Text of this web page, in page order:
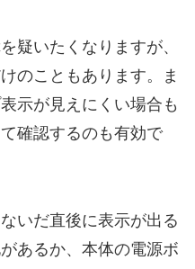
疑いたくなりますが、
のこともあります。ま
示が見えにくい場合も
確認するのも有効で
いだ直後に表示が出る
あるか、本体の電源ボ